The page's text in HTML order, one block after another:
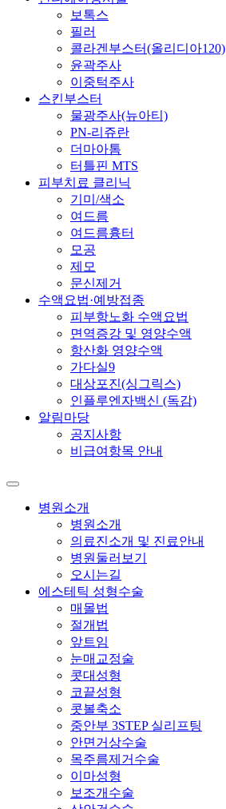
보톡스
필러
콜라겐부스터(올리디아120)
윤곽주사
이중턱주사
스킨부스터
물광주사(뉴아티)
PN-리쥬란
더마아톰
터틀핀 MTS
피부치료 클리닉
기미/색소
여드름
여드름흉터
모공
제모
문신제거
수액요법·예방접종
피부항노화 수액요법
면역증강 및 영양수액
항산화 영양수액
가다실9
대상포진(싱그릭스)
인플루엔자백신 (독감)
알림마당
공지사항
비급여항목 안내
병원소개
병원소개
의료진소개 및 진료안내
병원둘러보기
오시는길
에스테틱 성형수술
매몰법
절개법
앞트임
눈매교정술
콧대성형
코끝성형
콧볼축소
중안부 3STEP 실리프팅
안면거상수술
목주름제거수술
이마성형
보조개수술